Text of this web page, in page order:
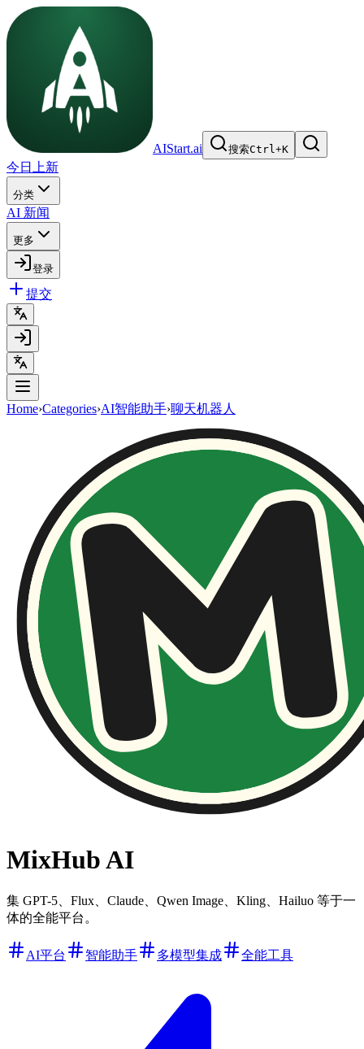
AIStart.ai 搜索Ctrl+K
今日上新
分类
AI 新闻
更多
登录
提交
Home›Categories›AI智能助手›聊天机器人
MixHub AI
集 GPT-5、Flux、Claude、Qwen Image、Kling、Hailuo 等于一
体的全能平台。
AI平台 智能助手 多模型集成 全能工具